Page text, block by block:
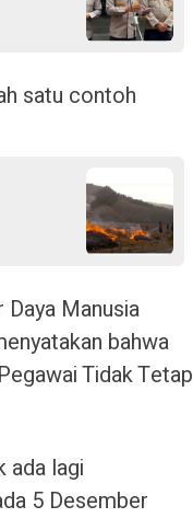
satu contoh
Manusia
bahwa
Tidak Tetap
ada lagi
5 Desember